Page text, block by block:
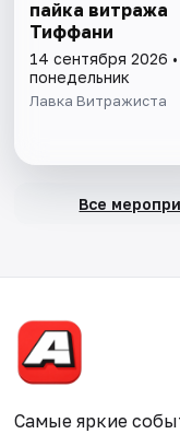
пайка витража
Тиффани
14 сентября 2026 •
понедельник
Лавка Витражиста
Все
Самые яркие